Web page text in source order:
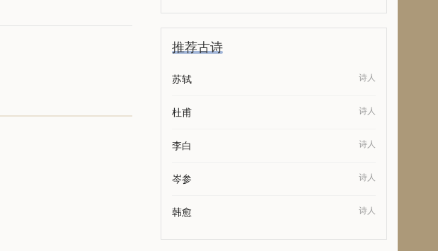
推荐古诗
诗人
苏轼
诗人
杜甫
诗人
李白
诗人
岑参
诗人
韩愈